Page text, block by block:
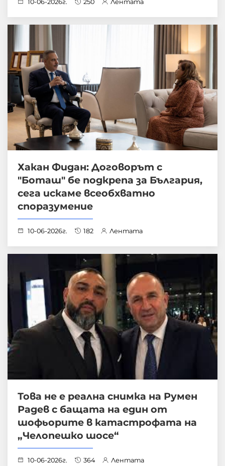
10-06-2026г. 250 Лентата
Хакан Фидан: Договорът с
"Боташ" бе подкрепа за България,
сега искаме всеобхватно
споразумение
10-06-2026г. 182 Лентата
Това не е реална снимка на Румен
Радев с бащата на един от
шофьорите в катастрофата на
„Челопешко шосе“
10-06-2026г. 364 Лентата